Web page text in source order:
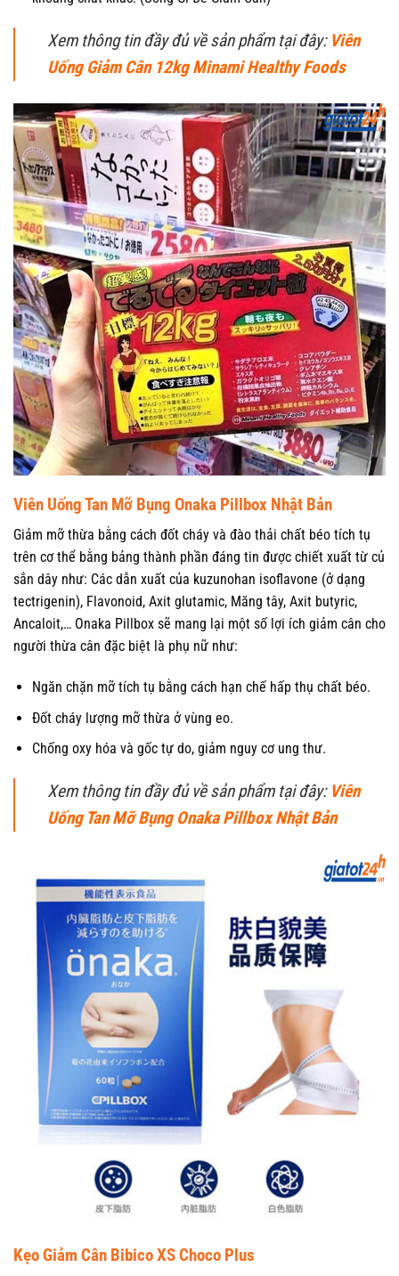
Xem thông tin đầy đủ về sản phẩm tại đây: Viên
Uống Giảm Cân 12kg Minami Healthy Foods
Viên Uống Tan Mỡ Bụng Onaka Pillbox Nhật Bản
Giảm mỡ thừa bằng cách đốt cháy và đào thải chất béo tích tụ
trên cơ thể bằng bảng thành phần đáng tin được chiết xuất từ củ
sắn dây như: Các dẫn xuất của kuzunohan isoflavone (ở dạng
tectrigenin), Flavonoid, Axit glutamic, Măng tây, Axit butyric,
Ancaloit,… Onaka Pillbox sẽ mang lại một số lợi ích giảm cân cho
người thừa cân đặc biệt là phụ nữ như:
Ngăn chặn mỡ tích tụ bằng cách hạn chế hấp thụ chất béo.
Đốt cháy lượng mỡ thừa ở vùng eo.
Chống oxy hóa và gốc tự do, giảm nguy cơ ung thư.
Xem thông tin đầy đủ về sản phẩm tại đây: Viên
Uống Tan Mỡ Bụng Onaka Pillbox Nhật Bản
Kẹo Giảm Cân Bibico XS Choco Plus